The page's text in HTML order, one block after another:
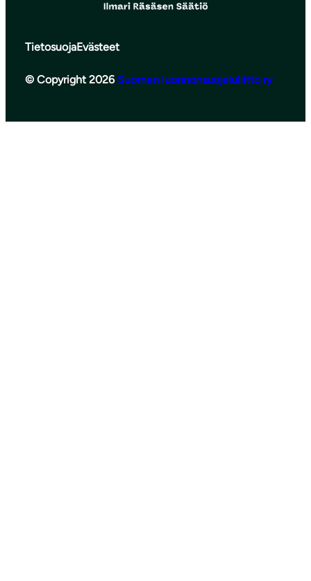
TietosuojaEvästeet
© Copyright 2026 Suomen luonnonsuojeluliitto ry